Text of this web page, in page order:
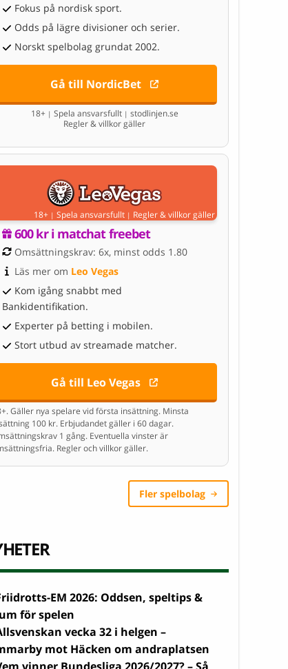
Fokus på nordisk sport.
Odds på lägre divisioner och serier.
Norskt spelbolag grundat 2002.
Gå till NordicBet
18+ | Spela ansvarsfullt | stodlinjen.se
Regler & villkor gäller
18+ | Spela ansvarsfullt | Regler & villkor gäller
600 kr i matchat freebet
Omsättningskrav: 6x, minst odds 1.80
Läs mer om Leo Vegas
Kom igång snabbt med
Bankidentifikation.
Experter på betting i mobilen.
Stort utbud av streamade matcher.
Gå till Leo Vegas
Gäller nya spelare vid första insättning. Minsta
100 kr. Erbjudandet gäller i 60 dagar.
1 gång. Eventuella vinster är
Regler och villkor gäller.
Fler spelbolag
EM 2026: Oddsen, speltips &
för spelen
vecka 32 i helgen –
mot Häcken om andraplatsen